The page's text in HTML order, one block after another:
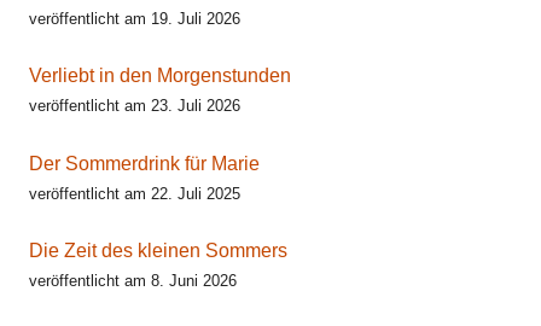
veröffentlicht am 19. Juli 2026
Verliebt in den Morgenstunden
veröffentlicht am 23. Juli 2026
Der Sommerdrink für Marie
veröffentlicht am 22. Juli 2025
Die Zeit des kleinen Sommers
veröffentlicht am 8. Juni 2026